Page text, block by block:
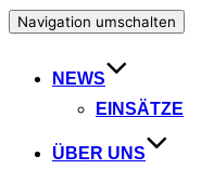
Navigation umschalten
NEWS
EINSÄTZE
ÜBER UNS